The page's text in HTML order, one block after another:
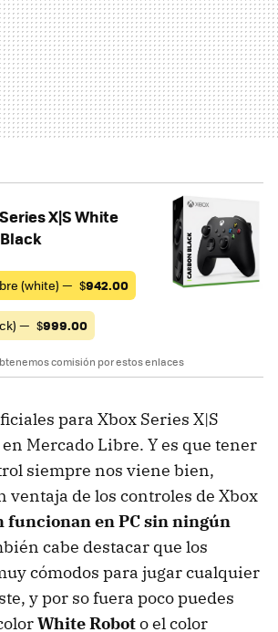
X|S White
(white) — $942.00
— $999.00
comisión por estos enlaces
para Xbox Series X|S
Mercado Libre. Y es que tener
siempre nos viene bien,
ventaja de los controles de Xbox
funcionan en PC sin ningún
cabe destacar que los
cómodos para jugar cualquier
y por so fuera poco puedes
White Roboto el color